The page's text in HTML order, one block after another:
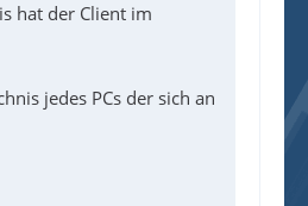
hat der Client im
jedes PCs der sich an